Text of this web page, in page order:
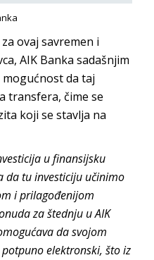
ovaj savremen i
AIK Banka sadašnjim
da taj
transfera, čime se
koji se stavlja na
u finansijsku
da tu investiciju učinimo
i prilagođenijom
za štednju u AIK
da svojom
elektronski, što iz